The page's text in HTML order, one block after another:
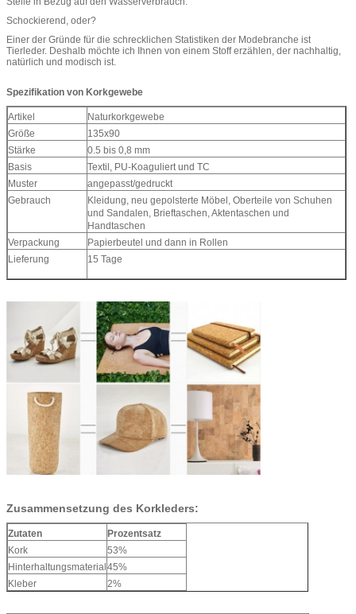
Schockierend, oder?
Einer der Gründe für die schrecklichen Statistiken der Modebranche ist
Tierleder. Deshalb möchte ich Ihnen von einem Stoff erzählen, der nachhaltig,
natürlich und modisch ist.
Spezifikation von Korkgewebe
Artikel
Naturkorkgewebe
Größe
135x90
Stärke
0.5 bis 0,8 mm
Basis
Textil, PU-Koaguliert und TC
Muster
angepasst/gedruckt
Gebrauch
Kleidung, neu gepolsterte Möbel, Oberteile von Schuhen
und Sandalen, Brieftaschen, Aktentaschen und
Handtaschen
Verpackung
Papierbeutel und dann in Rollen
Lieferung
15 Tage
Zusammensetzung des Korkleders:
Zutaten
Prozentsatz
Kork
53%
Hinterhaltungsmaterial 45%
Kleber
2%